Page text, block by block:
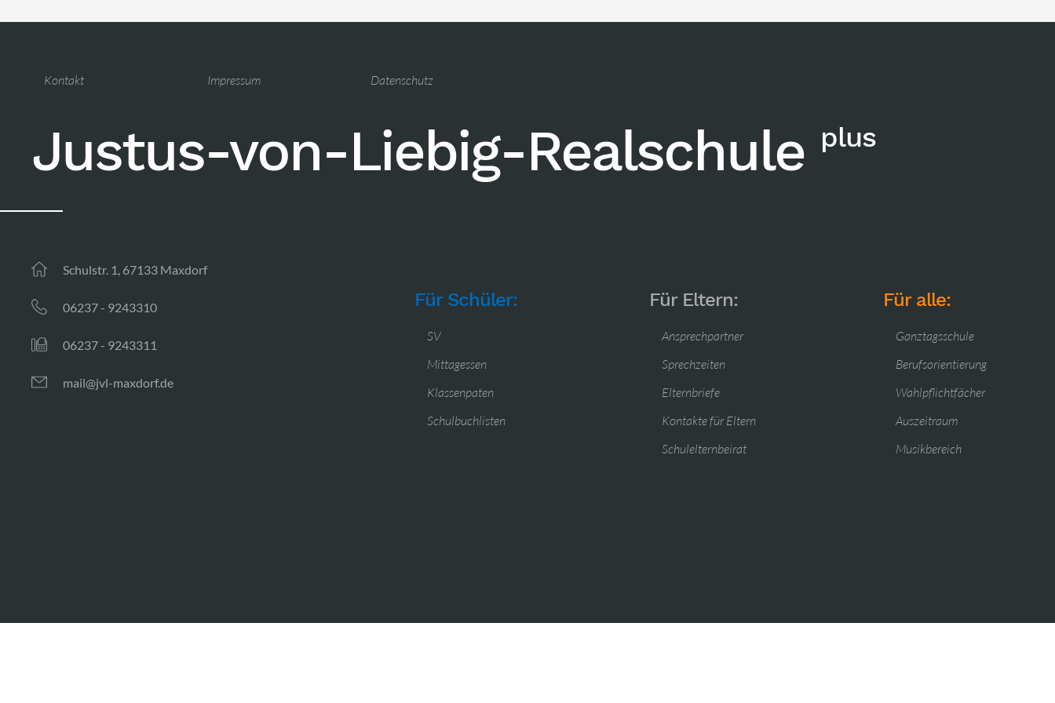
Kontakt Impressum Datenschutz
Justus-von-Liebig-Realschule plus
Schulstr. 1, 67133 Maxdorf
06237 - 9243310
06237 - 9243311
mail@jvl-maxdorf.de
Für Schüler:
SV
Mittagessen
Klassenpaten
Schulbuchlisten
Für Eltern:
Ansprechpartner
Sprechzeiten
Elternbriefe
Kontakte für Eltern
Schulelternbeirat
Für alle:
Ganztagsschule
Berufsorientierung
Wahlpflichtfächer
Auszeitraum
Musikbereich